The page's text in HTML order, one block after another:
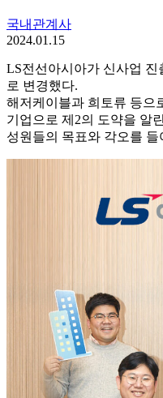
국내관계사
2024.01.15
LS전선아시아가 신사업 진
로 변경했다.
해저케이블과 희토류 등으
기업으로 제2의 도약을 알
성원들의 목표와 각오를 들